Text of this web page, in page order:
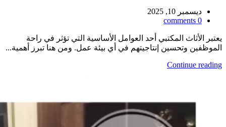
ديسمبر 10, 2025
0
comments
يعتبر الأثاث المكتبي أحد العوامل الأساسية التي تؤثر في راحة
الموظفين وتحسين إنتاجيتهم في أي بيئة عمل. ومن هنا تبرز أهمية...
Continue reading